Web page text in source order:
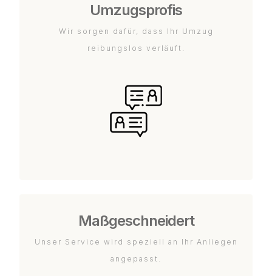
Umzugsprofis
Wir sorgen dafür, dass Ihr Umzug
reibungslos verläuft.
Maßgeschneidert
Unser Service wird speziell an Ihr Anliegen
angepasst.